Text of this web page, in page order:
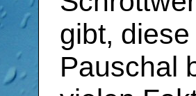
gibt,
Pauschal